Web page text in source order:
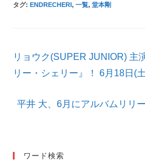
タグ:ENDRECHERI, 一覧, 堂本剛
の
他
事
リョウク(SUPER JUNIOR) 主
リー・シェリー』！ 6月18日(
平井 大、6月にアルバムリリ
ワード検索